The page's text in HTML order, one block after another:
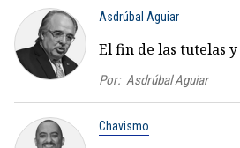
Asdrúbal Aguiar
El fin de las tutelas
Por: Asdrúbal Aguiar
Chavismo